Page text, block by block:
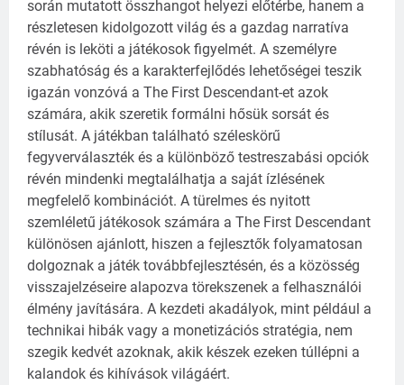
során mutatott összhangot helyezi előtérbe, hanem a
részletesen kidolgozott világ és a gazdag narratíva
révén is leköti a játékosok figyelmét. A személyre
szabhatóság és a karakterfejlődés lehetőségei teszik
igazán vonzóvá a The First Descendant-et azok
számára, akik szeretik formálni hősük sorsát és
stílusát. A játékban található széleskörű
fegyverválaszték és a különböző testreszabási opciók
révén mindenki megtalálhatja a saját ízlésének
megfelelő kombinációt. A türelmes és nyitott
szemléletű játékosok számára a The First Descendant
különösen ajánlott, hiszen a fejlesztők folyamatosan
dolgoznak a játék továbbfejlesztésén, és a közösség
visszajelzéseire alapozva törekszenek a felhasználói
élmény javítására. A kezdeti akadályok, mint például a
technikai hibák vagy a monetizációs stratégia, nem
szegik kedvét azoknak, akik készek ezeken túllépni a
kalandok és kihívások világáért.